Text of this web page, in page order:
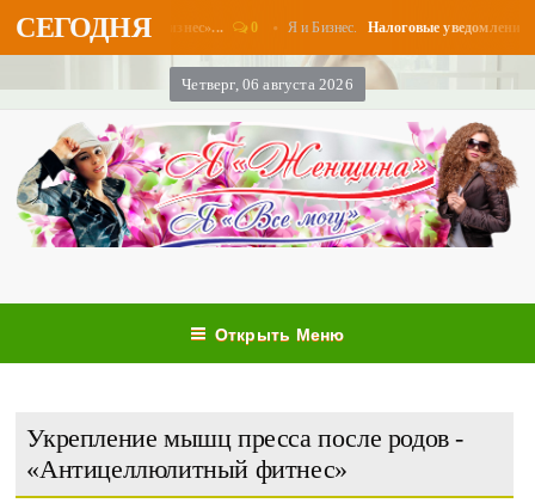
СЕГОДНЯ
в августе - «Бизнес»... 0 Я и Бизнес. Налоговые уведомления и
Четверг, 06 августа 2026
Открыть Меню
Укрепление мышц пресса после родов -
«Антицеллюлитный фитнес»